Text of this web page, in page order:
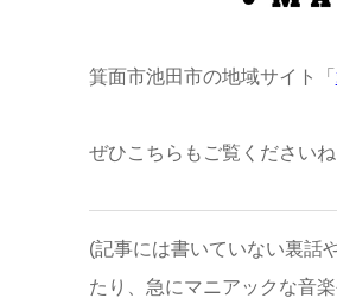
箕面市池田市の地域サイト「
ぜひこちらもご覧くださいね
(記事には書いていない裏話
たり、急にマニアックな音